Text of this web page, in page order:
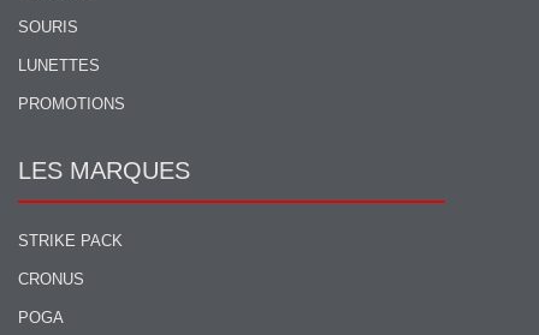
SOURIS
LUNETTES
PROMOTIONS
LES MARQUES
STRIKE PACK
CRONUS
POGA